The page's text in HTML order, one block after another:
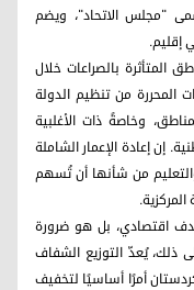
يُسمى "مجلس الاتحاد"، ويضم
إقليم.
المتأثرة بالصراعات خلال
المحررة من تنظيم الدولة
وخاصةً ذات الأغلبية
إن إعادة الإعمار الشاملة
من شأنها أن تُسهم
اقتصادي، بل هو ضرورة
ذلك، يُعدّ التوزيع الشفاف
أمرًا أساسيًا لتخفيف